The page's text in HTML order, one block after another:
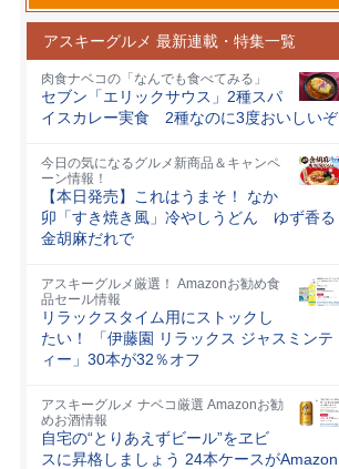
アスキーグルメ 最新連載・特集一覧
肉食ナベコの「なんでも食べてみる」
セブン「エリックサウス」2種スパ
イスカレー実食 2種なのに3度おいしいぞ
今日の気になるグルメ新商品＆キャンペ
ーン情報！
【本日発売】これはうまそ！ なか
卯「すき焼き風」冷やしうどん ゆず香る
金胡麻だれで
アスキーグルメ厳選！ Amazonお勧め食
品セール情報
リラックスタイム用にストックし
たい！ 「伊藤園 リラックス ジャスミンテ
ィー」30本が32％オフ
アスキーグルメ ナベコ厳選 Amazonお勧
めお酒情報
自宅の“とりあえずビール”をヱビ
スに昇格しましょう 24本ケースがAmazon